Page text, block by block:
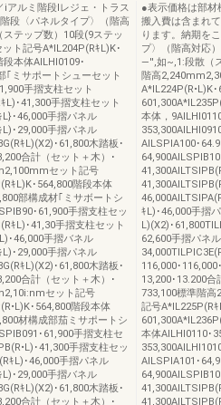
iアルミ階段Iレジェ・トラス
段〈パネルタイプ〉（階高
テップ数）10段(9ステッ
ト記号A*IL204P(RｷL)K･
本体AILHI0109･
｢ミサポートシューセット
手摺支柱セット
L)･41,300手摺支柱セット
L}･46,000手摺パネル
L)･29,000手摺パネル
ｷL)(X2)･61,800木踏板･
合計（セット＋木）･
セット記号
ｷL)K･564,800階段本体
部構成材｢ミサボートシ
･61,900手摺支柱セッ
ｷL)･41,30手摺支柱セット
･46,000手摺バネル
L)･29,000手摺パネル
ｷL)(X2)･61,800木踏板･
合計（セット＋木）･
セット記号
･564,800階段本体
材構成部茄ミサポートシ
･61,900手摺支柱セ
･41,300手摺支柱セッ
ｷL)･46,000手摺パネル
L)･29,000手摺バネル
ｷL)(X2)･61,800木踏板･
合計（セット＋木）･
●表示価格は部材
搬入費は含まれ
ります。納期を
プ〉（階高対応
―'',如~,1:段散（
階高
A*IL224P(R•L)K
本体，
AILSPIA100･
ｷL)･46,000手摺
L)(X2)･
62,600手摺パネ
116,000･
13,200･13.200合
733,100標準階
記号A*IL225P(R
本体AILHI0110･
AILSPIA101･